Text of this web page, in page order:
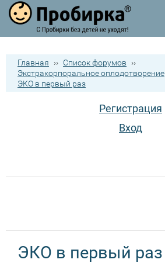
Главная ›› Список форумов
››
Экстракорпоральное оплодотворение
ЭКО в первый раз
Регистрация
Вход
ЭКО в первый раз